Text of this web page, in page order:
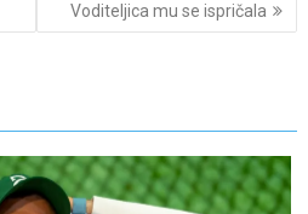
Voditeljica mu se ispričala